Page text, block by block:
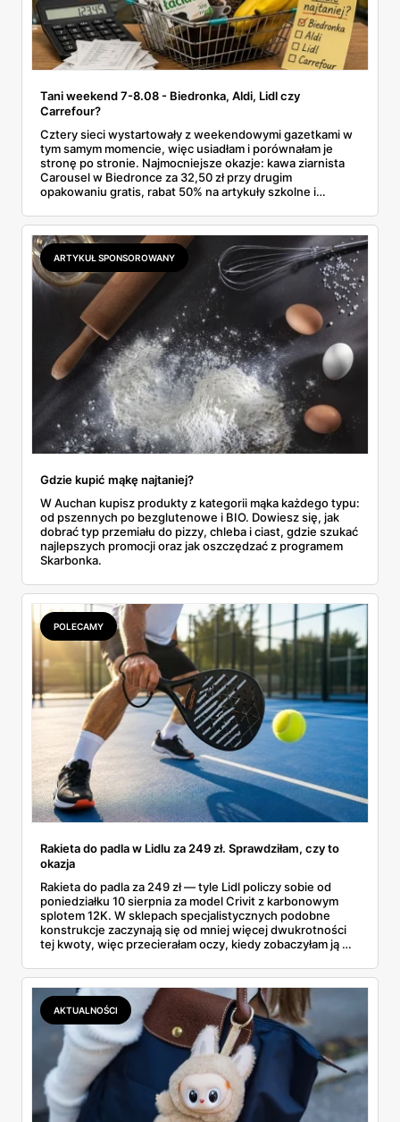
Tani weekend 7-8.08 - Biedronka, Aldi, Lidl czy
Carrefour?
Cztery sieci wystartowały z weekendowymi gazetkami w
tym samym momencie, więc usiadłam i porównałam je
stronę po stronie. Najmocniejsze okazje: kawa ziarnista
Carousel w Biedronce za 32,50 zł przy drugim
opakowaniu gratis, rabat 50% na artykuły szkolne i
2,99 zł za kilogram, ale wyłącznie w sobotę z aplikacją. Aldi
odpowiada masłem za 2,99 zł. Werdykt w skrócie:
najwięcej wyciśniesz z Biedronki, po świeże warzywa jedź
do Aldi.
ARTYKUŁ SPONSOROWANY
Gdzie kupić mąkę najtaniej?
W Auchan kupisz produkty z kategorii mąka każdego typu:
od pszennych po bezglutenowe i BIO. Dowiesz się, jak
dobrać typ przemiału do pizzy, chleba i ciast, gdzie szukać
najlepszych promocji oraz jak oszczędzać z programem
Skarbonka.
POLECAMY
Rakieta do padla w Lidlu za 249 zł. Sprawdziłam, czy to
okazja
Rakieta do padla za 249 zł — tyle Lidl policzy sobie od
poniedziałku 10 sierpnia za model Crivit z karbonowym
splotem 12K. W sklepach specjalistycznych podobne
konstrukcje zaczynają się od mniej więcej dwukrotności
tej kwoty, więc przecierałam oczy, kiedy zobaczyłam ją w
najszybciej rosnący sport w Polsce: kortów przybywa
lawinowo, a chętnych jeszcze szybciej. Sprawdziłam, co
dokładnie dostajemy za te pieniądze i komu taka rakieta
faktycznie wystarczy.
AKTUALNOŚCI